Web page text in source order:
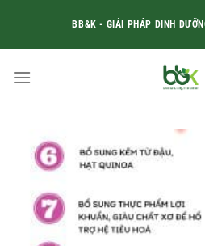
content
BB&K - GIẢI PHÁP DINH